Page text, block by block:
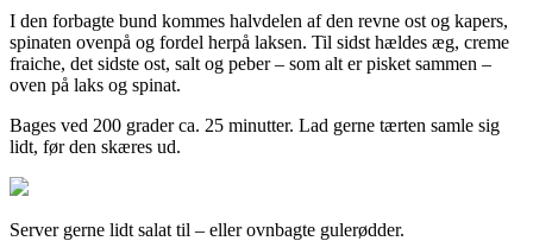
I den forbagte bund kommes halvdelen af den revne ost og kapers,
spinaten ovenpå og fordel herpå laksen. Til sidst hældes æg, creme
fraiche, det sidste ost, salt og peber – som alt er pisket sammen –
oven på laks og spinat.
Bages ved 200 grader ca. 25 minutter. Lad gerne tærten samle sig
lidt, før den skæres ud.
Server gerne lidt salat til – eller ovnbagte gulerødder.